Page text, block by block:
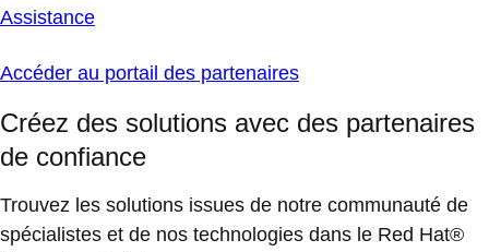
Assistance
Accéder au portail des partenaires
Créez des solutions avec des partenaires
de confiance
Trouvez les solutions issues de notre communauté de
spécialistes et de nos technologies dans le Red Hat®